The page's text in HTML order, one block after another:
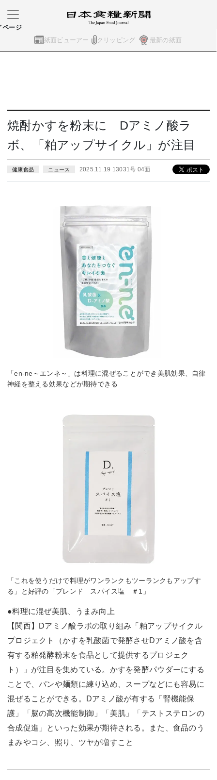
紙面ビューアー クリッピング 最新の紙面
ページ
焼酎かすを粉末に Dアミノ酸ラ
ボ、「粕アップサイクル」が注目
健康食品 ニュース 2025.11.19 13031号 04面
「en-ne～エンネ～」は料理に混ぜることができ美肌効果、自律
神経を整える効果などが期待できる
「これを使うだけで料理がワンランクもツーランクもアップす
る」と好評の「ブレンド スパイス塩 ＃1」
●料理に混ぜ美肌、うまみ向上
【関西】Dアミノ酸ラボの取り組み「粕アップサイクル
プロジェクト（かすを乳酸菌で発酵させDアミノ酸を含
有する粕発酵粉末を食品として提供するプロジェク
ト）」が注目を集めている。かすを発酵パウダーにする
ことで、パンや麺類に練り込め、スープなどにも容易に
混ぜることができる。Dアミノ酸が有する「腎機能保
護」「脳の高次機能制御」「美肌」「テストステロンの
合成促進」といった効果が期待される。また、食品のう
まみやコシ、照り、ツヤが増すこと